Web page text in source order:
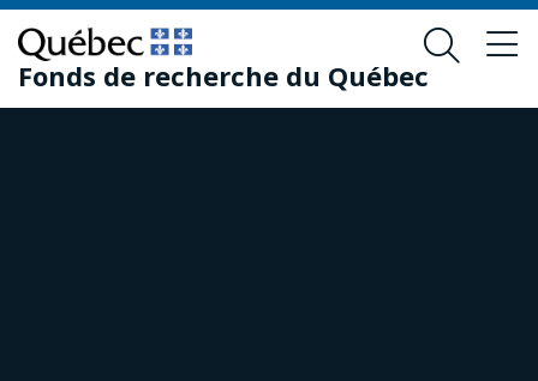
Passer
au
contenu
principal
Passer
au
pied
de
Fonds de recherche du Québec